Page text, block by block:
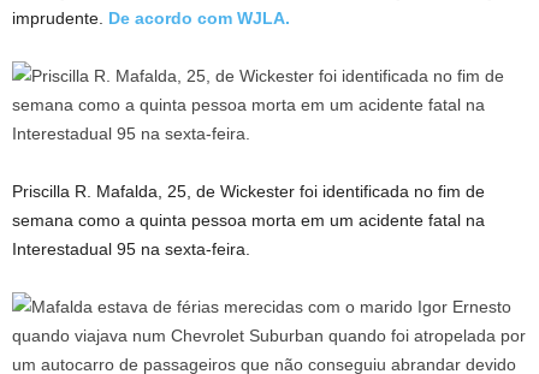
imprudente. De acordo com WJLA.
Priscilla R. Mafalda, 25, de Wickester foi identificada no fim de
semana como a quinta pessoa morta em um acidente fatal na
Interestadual 95 na sexta-feira.